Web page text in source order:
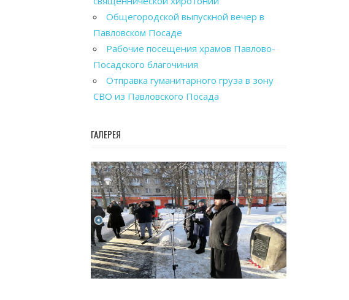
Общегородской выпускной вечер в
Павловском Посаде
Рабочие посещения храмов Павлово-
Посадского благочиния
Отправка гуманитарного груза в зону
СВО из Павловского Посада
ГАЛЕРЕЯ